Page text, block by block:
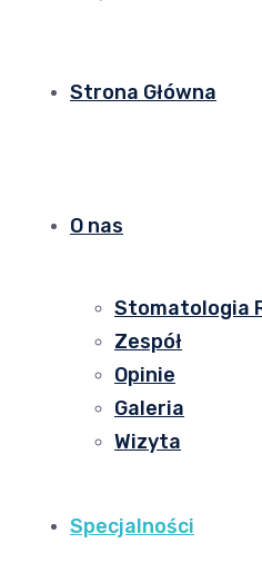
Strona Główna
O nas
Stomatologia
Zespół
Opinie
Galeria
Wizyta
Specjalności